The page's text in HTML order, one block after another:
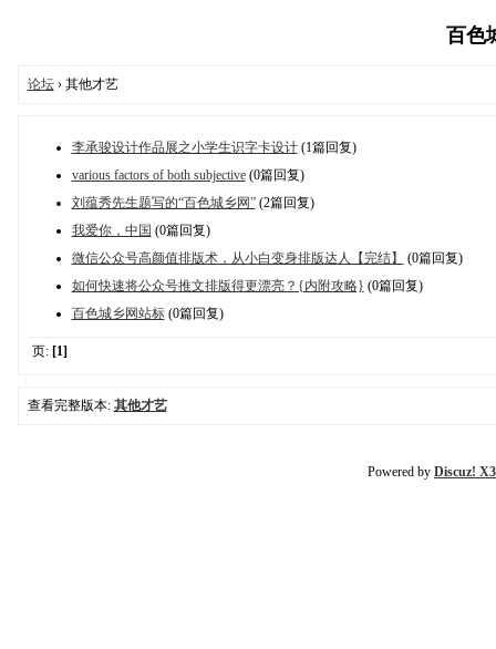
百色
论坛› 其他才艺
李承骏设计作品展之小学生识字卡设计(1篇回复)
various factors of both subjective(0篇回复)
刘蕴秀先生题写的“百色城乡网”(2篇回复)
我爱你，中国 (0篇回复)
微信公众号高颜值排版术，从小白变身排版达人【完结】
(0篇回复)
如何快速将公众号推文排版得更漂亮？{内附攻略} (0篇回复)
百色城乡网站标(0篇回复)
页: [1]
查看完整版本: 其他才艺
Powered by Discuz!